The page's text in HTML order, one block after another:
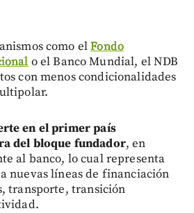
como elFondo
o el Banco Mundial, el NDB
con menos condicionalidades
en el primer país
del bloque fundador, en
al banco, lo cual representa
nuevas líneas de financiación
transporte, transición